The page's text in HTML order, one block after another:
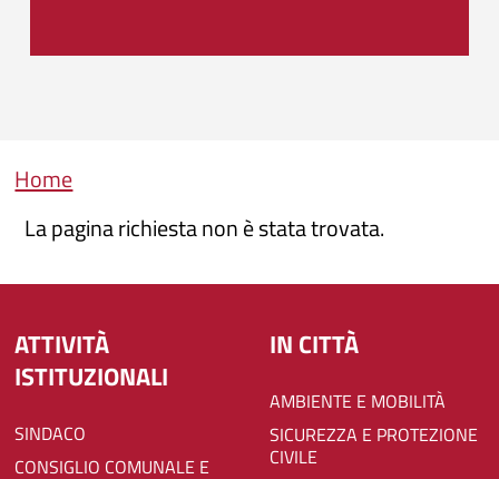
Briciole di pane
Home
La pagina richiesta non è stata trovata.
ATTIVITÀ
ISTITUZIONALI
SINDACO
CONSIGLIO COMUNALE E
IN CITTÀ
AMBIENTE E MOBILITÀ
SICUREZZA E PROTEZIONE
CIVILE